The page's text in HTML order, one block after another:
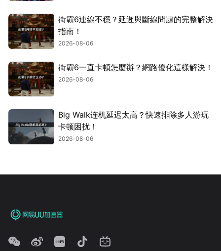
街霸6連線不穩？延遲與斷線問題的完整解決
指南！
2026-08-06
街霸6一直卡頓怎麼辦？網路優化這樣解決！
2026-08-06
Big Walk连机延迟太高？快速排除多人游玩
卡顿困扰！
2026-08-06